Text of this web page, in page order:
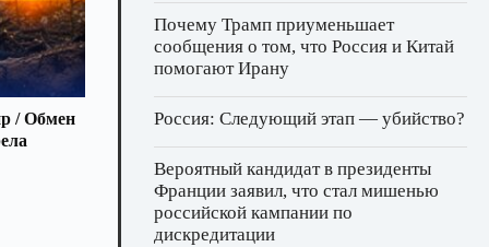
/ Обмен
Почему Трамп приуменьшает
сообщения о том, что Россия и Китай
помогают Ирану
Россия: Следующий этап — убийство?
Вероятный кандидат в президенты
Франции заявил, что стал мишенью
российской кампании по
дискредитации